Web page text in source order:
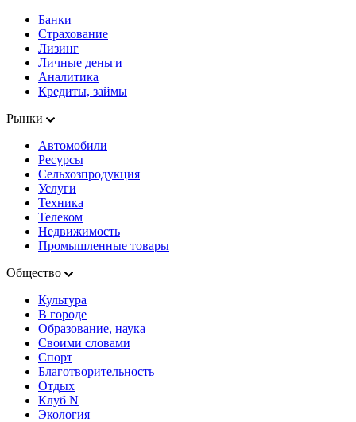
Банки
Страхование
Лизинг
Личные деньги
Аналитика
Кредиты, займы
Рынки
Автомобили
Ресурсы
Сельхозпродукция
Услуги
Техника
Телеком
Недвижимость
Промышленные товары
Общество
Культура
В городе
Образование, наука
Своими словами
Спорт
Благотворительность
Отдых
Клуб N
Экология